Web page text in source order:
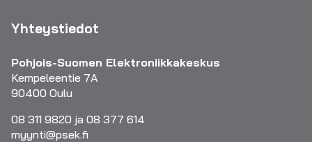
Yhteystiedot
Pohjois-Suomen Elektroniikkakeskus
Kempeleentie 7A
90400 Oulu
08 311 9820 ja 08 377 614
myynti@psek.fi